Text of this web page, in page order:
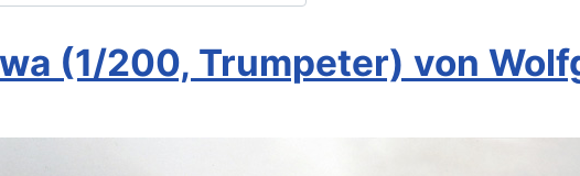
(1/200, Trumpeter) von